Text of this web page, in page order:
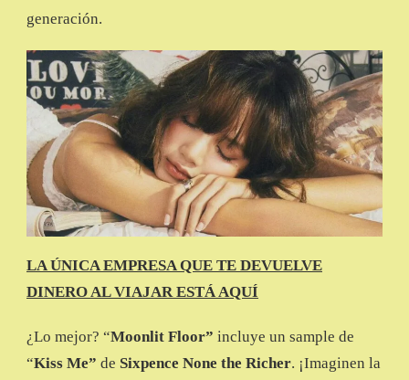
generación.
LA ÚNICA EMPRESA QUE TE DEVUELVE
DINERO AL VIAJAR ESTÁ AQUÍ
¿Lo mejor? “Moonlit Floor” incluye un sample de
“Kiss Me” de Sixpence None the Richer. ¡Imaginen la